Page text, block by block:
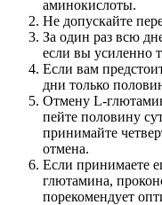
аминокислоты.
Не допускайте
За один раз всю
если вы усиленно
Если вам
дни только
Отмену L-
пейте половину
принимайте
отмена.
Если принимаете
глютамина,
порекомендует